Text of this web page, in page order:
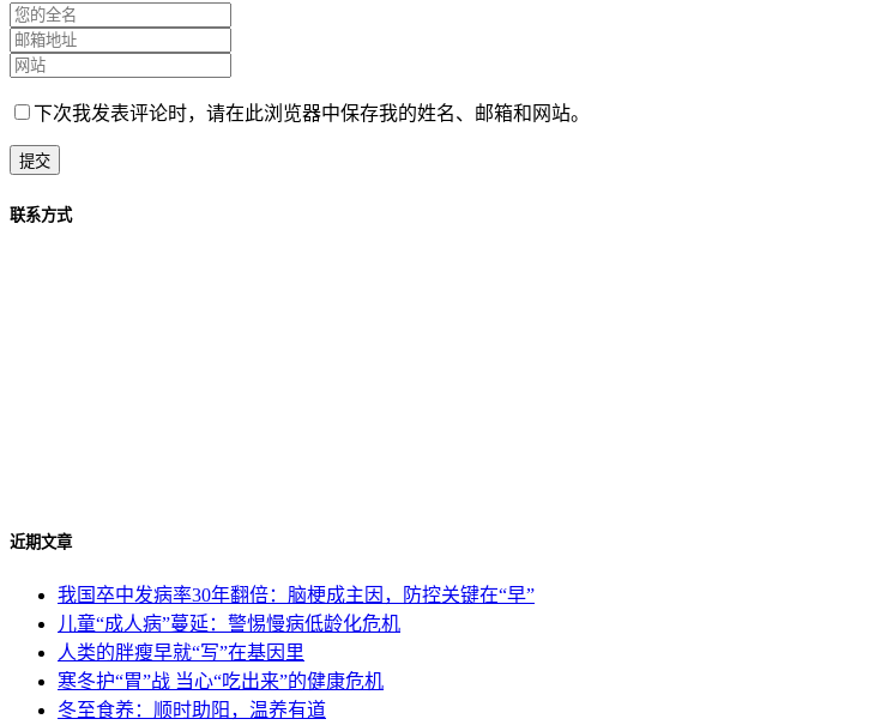
下次我发表评论时，请在此浏览器中保存我的姓名、邮箱和网站。
联系方式
近期文章
我国卒中发病率30年翻倍：脑梗成主因，防控关键在“早”
儿童“成人病”蔓延：警惕慢病低龄化危机
人类的胖瘦早就“写”在基因里
寒冬护“胃”战 当心“吃出来”的健康危机
冬至食养：顺时助阳，温养有道